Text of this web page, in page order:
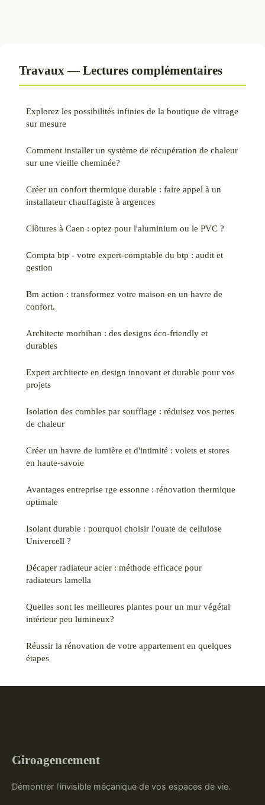
Travaux — Lectures complémentaires
Explorez les possibilités infinies de la boutique de vitrage
sur mesure
Comment installer un système de récupération de chaleur
sur une vieille cheminée?
Créer un confort thermique durable : faire appel à un
installateur chauffagiste à argences
Clôtures à Caen : optez pour l'aluminium ou le PVC ?
Compta btp - votre expert-comptable du btp : audit et
gestion
Bm action : transformez votre maison en un havre de
confort.
Architecte morbihan : des designs éco-friendly et
durables
Expert architecte en design innovant et durable pour vos
projets
Isolation des combles par soufflage : réduisez vos pertes
de chaleur
Créer un havre de lumière et d'intimité : volets et stores
en haute-savoie
Avantages entreprise rge essonne : rénovation thermique
optimale
Isolant durable : pourquoi choisir l'ouate de cellulose
Univercell ?
Décaper radiateur acier : méthode efficace pour
radiateurs lamella
Quelles sont les meilleures plantes pour un mur végétal
intérieur peu lumineux?
Réussir la rénovation de votre appartement en quelques
étapes
Giroagencement
Démontrer l'invisible mécanique de vos espaces de vie.